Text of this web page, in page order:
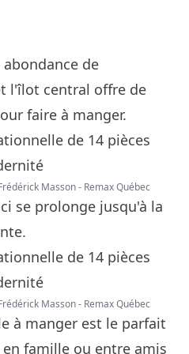
de
l'îlot central offre de
faire à manger.
Masson - Remax Québec
se prolonge jusqu'à la
Masson - Remax Québec
à manger est le parfait
famille ou entre amis